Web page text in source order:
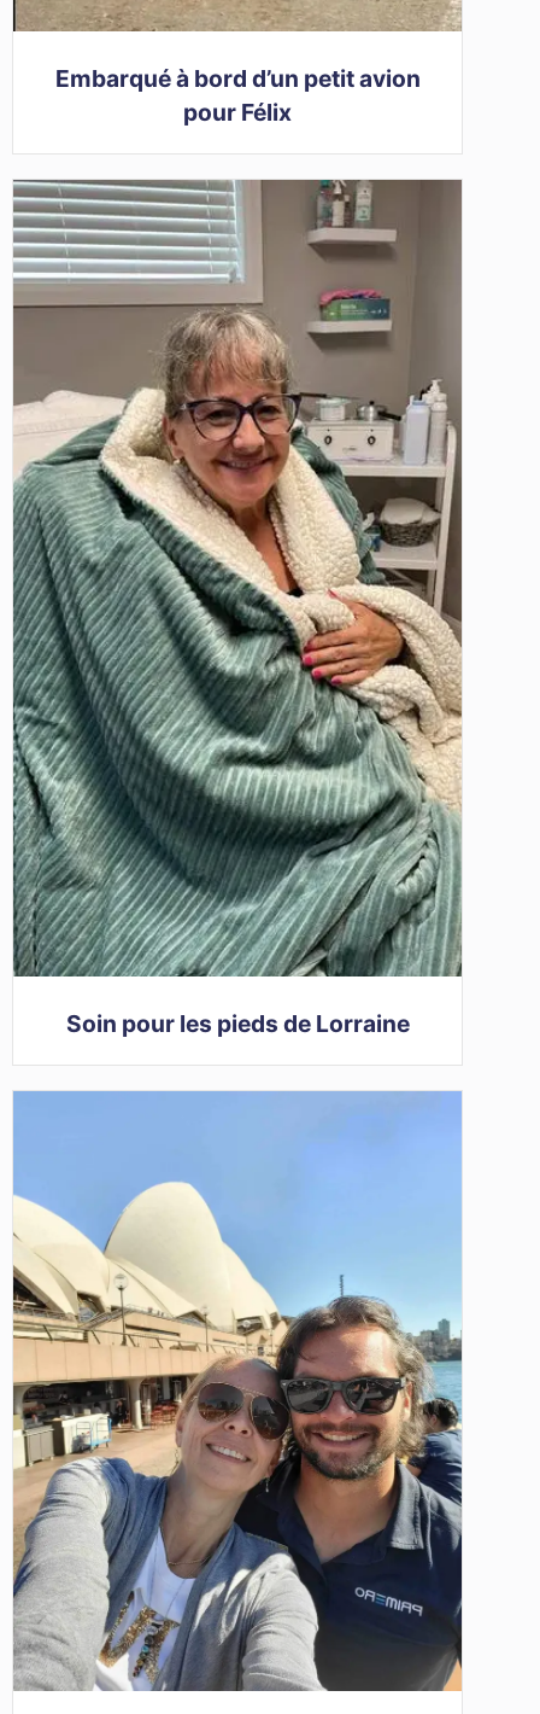
Embarqué à bord d’un petit avion
pour Félix
Soin pour les pieds de Lorraine